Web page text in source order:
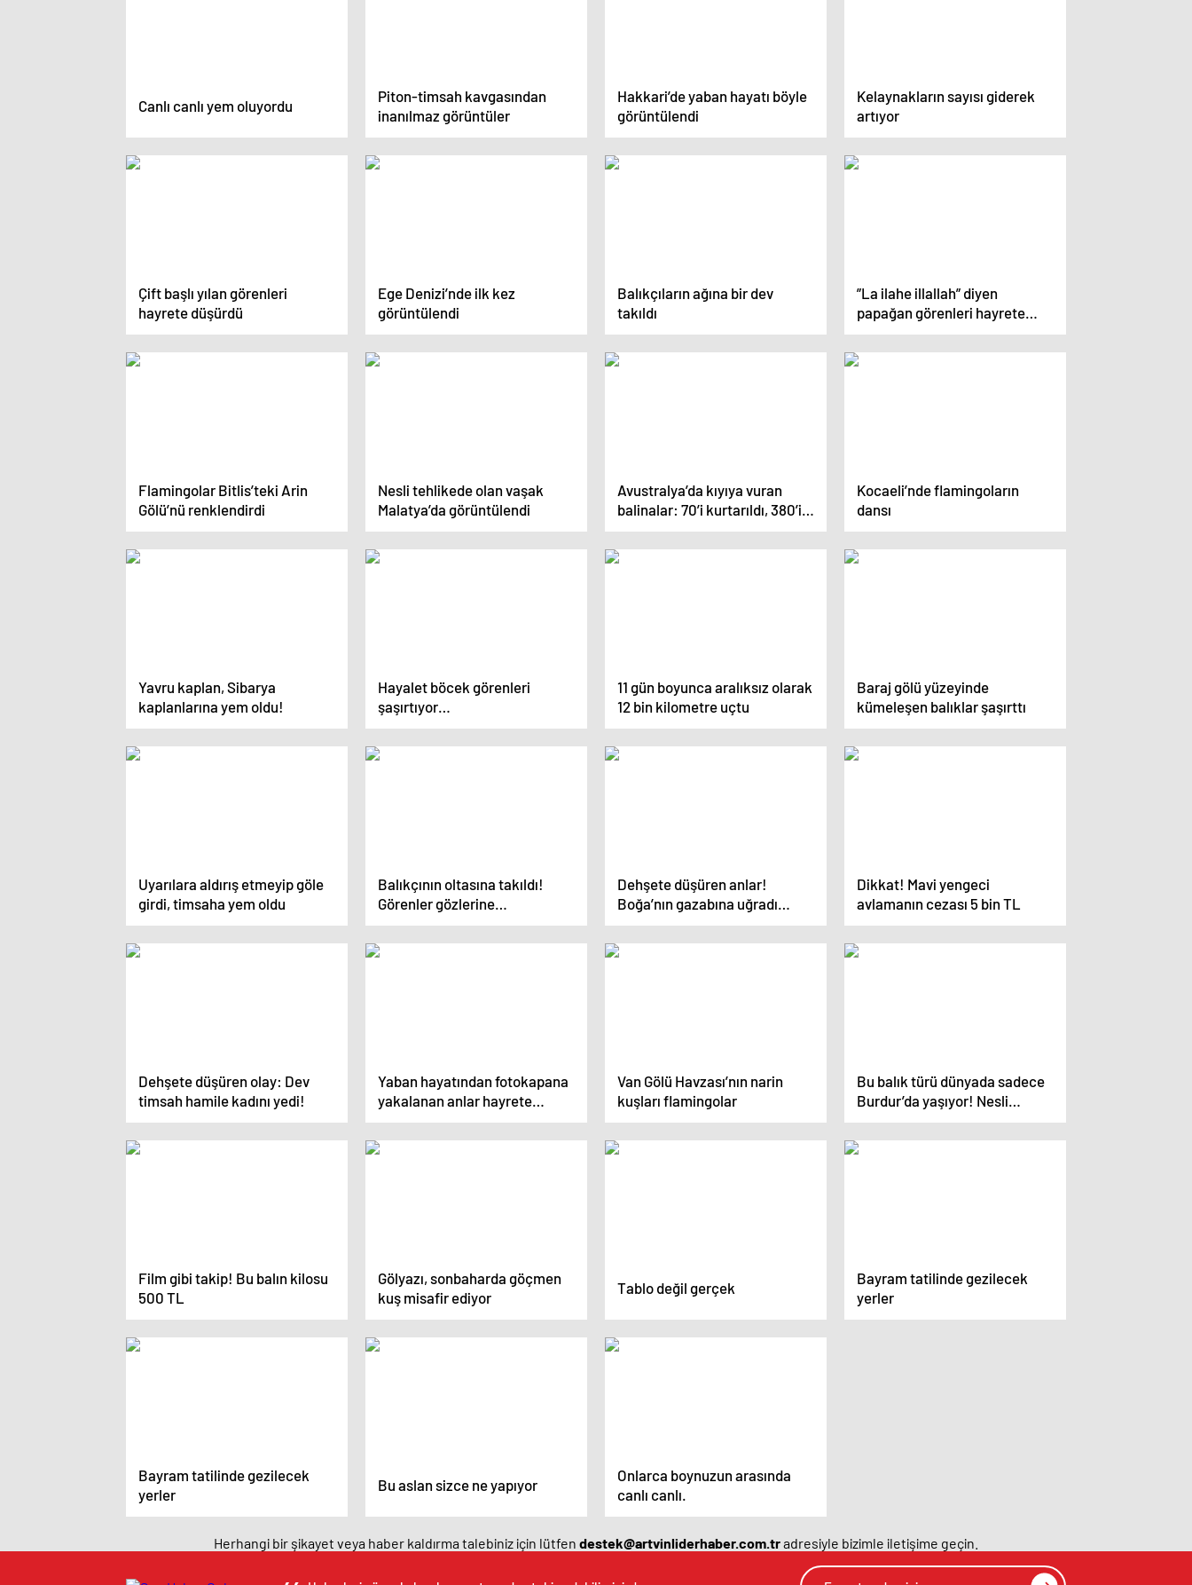
Canlı canlı yem oluyordu
Piton-timsah kavgasından
inanılmaz görüntüler
Hakkari’de yaban hayatı böyle
görüntülendi
Kelaynakların sayısı giderek
artıyor
Çift başlı yılan görenleri
hayrete düşürdü
Ege Denizi’nde ilk kez
görüntülendi
Balıkçıların ağına bir dev
takıldı
”La ilahe illallah” diyen
papağan görenleri hayrete
düşürüyor
Flamingolar Bitlis’teki Arin
Gölü’nü renklendirdi
Nesli tehlikede olan vaşak
Malatya’da görüntülendi
Avustralya’da kıyıya vuran
balinalar: 70’i kurtarıldı, 380’i
öldü
Kocaeli’nde flamingoların
dansı
Yavru kaplan, Sibarya
kaplanlarına yem oldu!
Hayalet böcek görenleri
şaşırtıyor…
11 gün boyunca aralıksız olarak
12 bin kilometre uçtu
Baraj gölü yüzeyinde
kümeleşen balıklar şaşırttı
Uyarılara aldırış etmeyip göle
girdi, timsaha yem oldu
Balıkçının oltasına takıldı!
Görenler gözlerine
inanamadı…
Dehşete düşüren anlar!
Boğa’nın gazabına uğradı…
Dikkat! Mavi yengeci
avlamanın cezası 5 bin TL
Dehşete düşüren olay: Dev
timsah hamile kadını yedi!
Yaban hayatından fotokapana
yakalanan anlar hayrete
düşürdü
Van Gölü Havzası’nın narin
kuşları flamingolar
Bu balık türü dünyada sadece
Burdur’da yaşıyor! Nesli
tükenmek üzere
Film gibi takip! Bu balın kilosu
500 TL
Gölyazı, sonbaharda göçmen
kuş misafir ediyor
Tablo değil gerçek
Bayram tatilinde gezilecek
yerler
Bayram tatilinde gezilecek
yerler
Bu aslan sizce ne yapıyor
Onlarca boynuzun arasında
canlı canlı.
Herhangi bir şikayet veya haber kaldırma talebiniz için lütfen destek@artvinliderhaber.com.tradresiyle bizimle iletişime geçin.